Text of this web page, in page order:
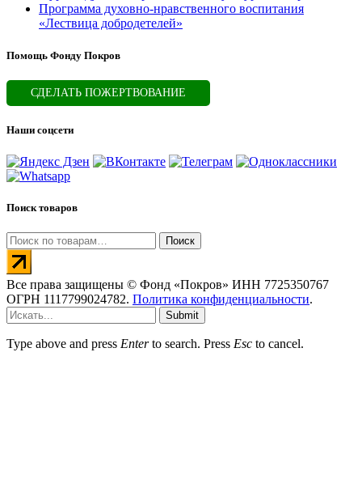
Программа духовно-нравственного воспитания
«Лествица добродетелей»
Помощь Фонду Покров
СДЕЛАТЬ ПОЖЕРТВОВАНИЕ
Наши соцсети
Поиск товаров
Искать: Поиск
Все права защищены © Фонд «Покров» ИНН 7725350767
ОГРН 1117799024782. Политика конфиденциальности.
Submit
Type above and press Enterto search. Press Esc to cancel.